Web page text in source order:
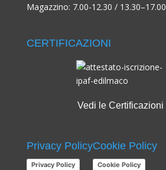
Magazzino: 7.00-12.30 / 13.30–17.00
CERTIFICAZIONI
Vedi le Certificazioni
Privacy Policy
Privacy Policy
Cookie Policy
Cookie Policy